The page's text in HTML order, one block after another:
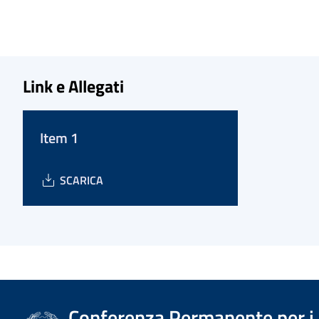
Link e Allegati
Item 1
SCARICA